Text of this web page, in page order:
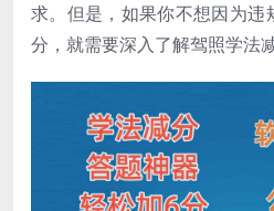
求。但是，如果你不想因为违
分，就需要深入了解驾照学法